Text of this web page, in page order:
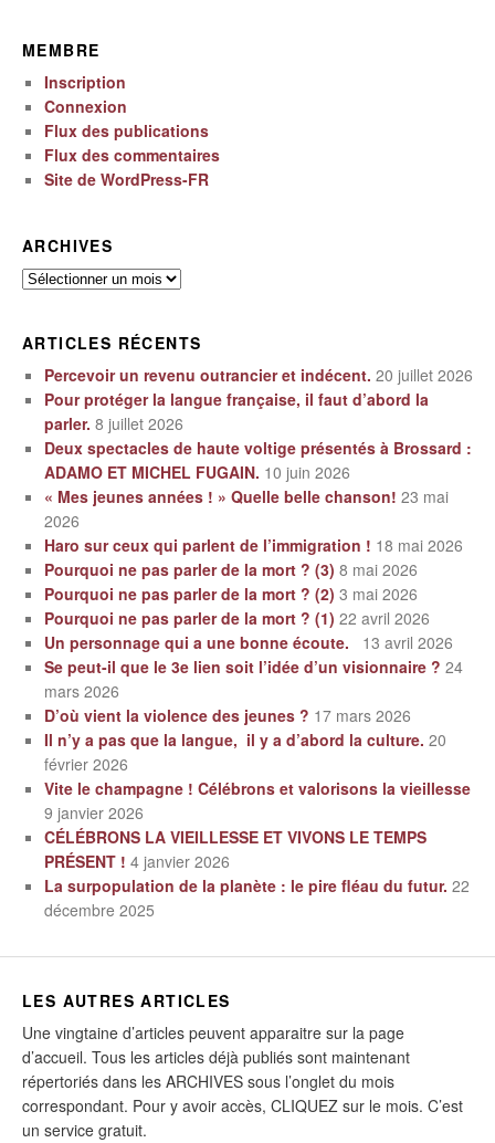
MEMBRE
Inscription
Connexion
Flux des publications
Flux des commentaires
Site de WordPress-FR
ARCHIVES
Archives
ARTICLES RÉCENTS
Percevoir un revenu outrancier et indécent. 20 juillet 2026
Pour protéger la langue française, il faut d’abord la
parler. 8 juillet 2026
Deux spectacles de haute voltige présentés à Brossard :
ADAMO ET MICHEL FUGAIN. 10 juin 2026
« Mes jeunes années ! » Quelle belle chanson! 23 mai
2026
Haro sur ceux qui parlent de l’immigration ! 18 mai 2026
Pourquoi ne pas parler de la mort ? (3) 8 mai 2026
Pourquoi ne pas parler de la mort ? (2) 3 mai 2026
Pourquoi ne pas parler de la mort ? (1) 22 avril 2026
Un personnage qui a une bonne écoute.
13 avril 2026
Se peut-il que le 3e lien soit l’idée d’un visionnaire ? 24
mars 2026
D’où vient la violence des jeunes ? 17 mars 2026
Il n’y a pas que la langue, il y a d’abord la culture. 20
février 2026
Vite le champagne ! Célébrons et valorisons la vieillesse
9 janvier 2026
CÉLÉBRONS LA VIEILLESSE ET VIVONS LE TEMPS
PRÉSENT ! 4 janvier 2026
La surpopulation de la planète : le pire fléau du futur. 22
décembre 2025
LES AUTRES ARTICLES
Une vingtaine d’articles peuvent apparaitre sur la page
d’accueil. Tous les articles déjà publiés sont maintenant
répertoriés dans les ARCHIVES sous l’onglet du mois
correspondant. Pour y avoir accès, CLIQUEZ sur le mois. C’est
un service gratuit.